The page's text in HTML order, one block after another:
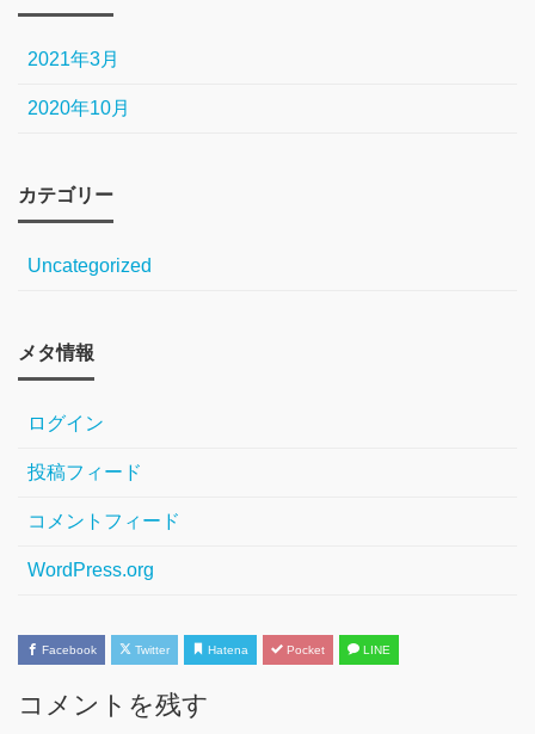
2021年3月
2020年10月
カテゴリー
Uncategorized
メタ情報
ログイン
投稿フィード
コメントフィード
WordPress.org
Facebook Twitter Hatena Pocket LINE
コメントを残す